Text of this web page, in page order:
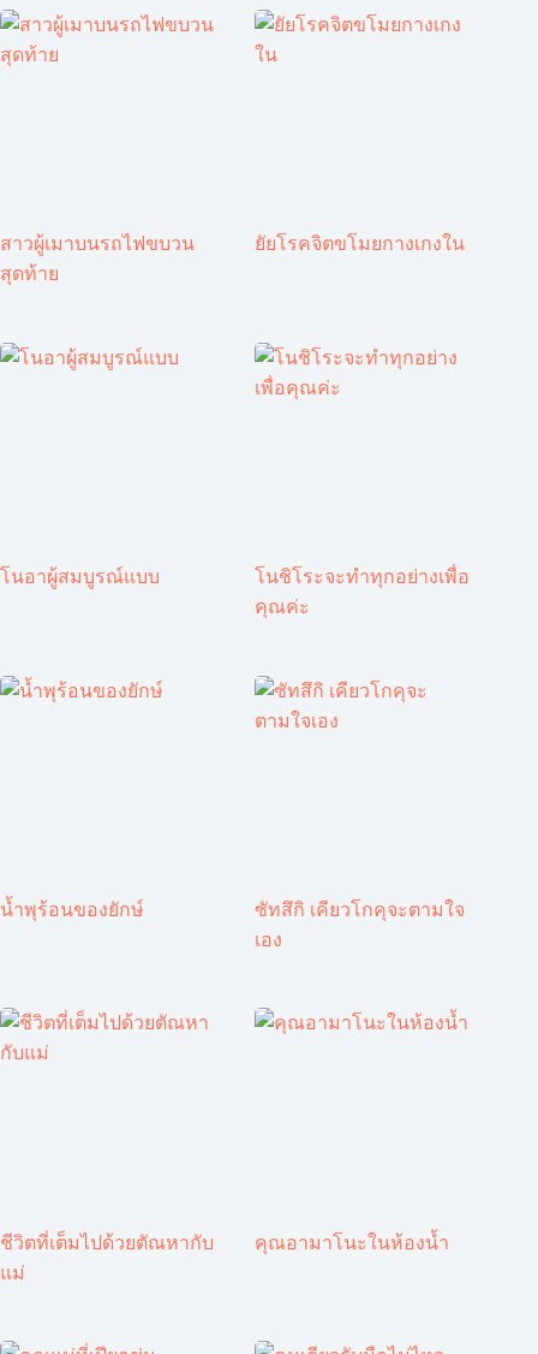
สาวผู้เมาบนรถไฟขบวน
สุดท้าย
ยัยโรคจิตขโมยกางเกงใน
โนอาผู้สมบูรณ์แบบ
โนชิโระจะทำทุกอย่างเพื่อ
คุณค่ะ
น้ำพุร้อนของยักษ์
ซัทสึกิ เคียวโกคุจะตามใจ
เอง
ชีวิตที่เต็มไปด้วยตัณหากับ
แม่
คุณอามาโนะในห้องน้ำ